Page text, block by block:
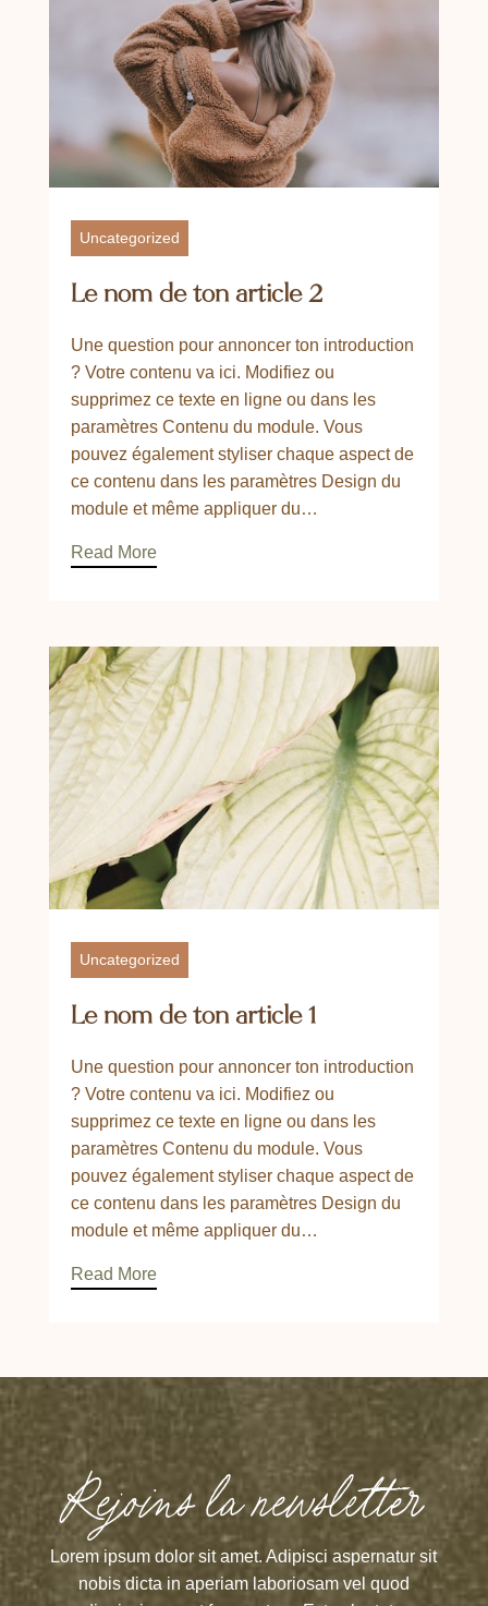
Uncategorized
Le nom de ton article 2
Une question pour annoncer ton introduction
? Votre contenu va ici. Modifiez ou
supprimez ce texte en ligne ou dans les
paramètres Contenu du module. Vous
pouvez également styliser chaque aspect de
ce contenu dans les paramètres Design du
module et même appliquer du…
Read More
Uncategorized
Le nom de ton article 1
Une question pour annoncer ton introduction
? Votre contenu va ici. Modifiez ou
supprimez ce texte en ligne ou dans les
paramètres Contenu du module. Vous
pouvez également styliser chaque aspect de
ce contenu dans les paramètres Design du
module et même appliquer du…
Read More
Rejoins la newsletter
Lorem ipsum dolor sit amet. Adipisci aspernatur sit
nobis dicta in aperiam laboriosam vel quod